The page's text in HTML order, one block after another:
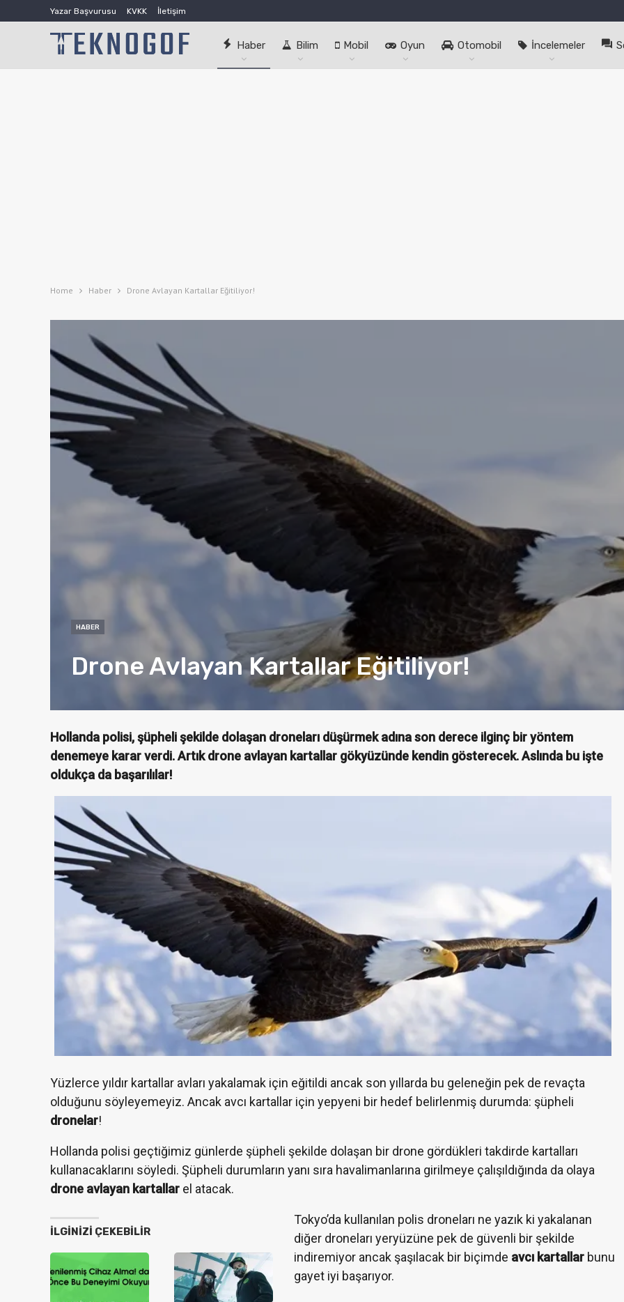
Yazar Başvurusu KVKK İletişim
Haber Bilim Mobil Oyun Otomobil İncelemeler
Home Haber Drone Avlayan Kartallar Eğitiliyor!
HABER
Drone Avlayan Kartallar Eğitiliyor!
Hollanda polisi, şüpheli şekilde dolaşan droneları düşürmek adına son derece ilginç bir yöntem
denemeye karar verdi. Artık drone avlayan kartallar gökyüzünde kendin gösterecek. Aslında bu işte
oldukça da başarılılar!
Yüzlerce yıldır kartallar avları yakalamak için eğitildi ancak son yıllarda bu geleneğin pek de revaçta
olduğunu söyleyemeyiz. Ancak avcı kartallar için yepyeni bir hedef belirlenmiş durumda: şüpheli
dronelar!
Hollanda polisi geçtiğimiz günlerde şüpheli şekilde dolaşan bir drone gördükleri takdirde kartalları
kullanacaklarını söyledi. Şüpheli durumların yanı sıra havalimanlarına girilmeye çalışıldığında da olaya
drone avlayan kartallar el atacak.
İLGINIZI ÇEKEBILIR
Tokyo’da kullanılan polis droneları ne yazık ki yakalanan
diğer droneları yeryüzüne pek de güvenli bir şekilde
indiremiyor ancak şaşılacak bir biçimde avcı kartallar bunu
gayet iyi başarıyor.
Öykü Çağ Hasköylü Haz 22, 2016
Sanal Gerçeklik
2017’de Nasıl
Merve Öziş Kas 24, 2016